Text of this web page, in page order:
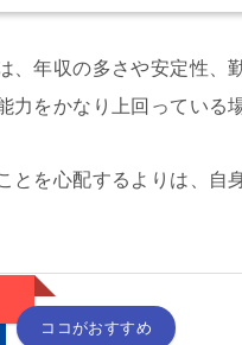
、年収の多さや安定性、
をかなり上回っている
とを心配するよりは、自
ココがおすすめ